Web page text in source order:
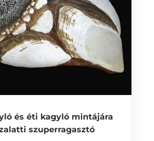
és éti kagyló mintájára
szuperragasztó